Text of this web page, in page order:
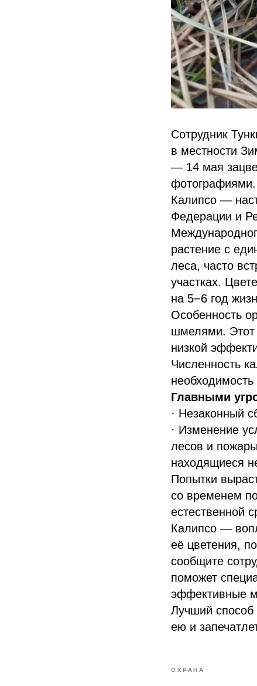
Сотрудник
в местности
— 14 мая
фотографиями.
Калипсо —
Федерации и
растение с
леса, часто
участках.
на 5−6 год
Особенность
шмелями. Этот
низкой
Численность
Главными
· Незаконный
· Изменение
лесов и
находящиеся
Попытки
со временем
естественной
Калипсо —
её цветения,
сообщите
поможет
эффективные
Лучший способ
ею и
ОХРАНА